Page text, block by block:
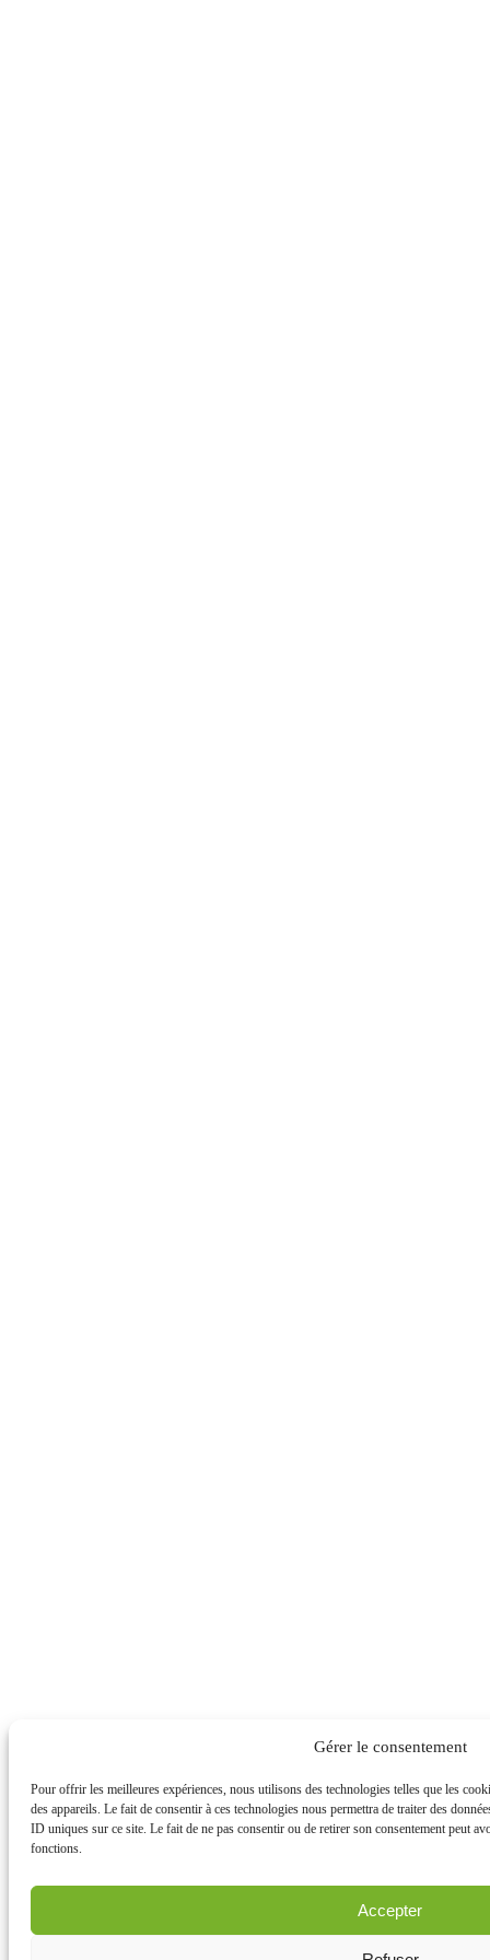
Gérer le consentement
Pour offrir les meilleures expériences, nous utilisons des technologies telles que les
des appareils. Le fait de consentir à ces technologies nous permettra de traiter des
ID uniques sur ce site. Le fait de ne pas consentir ou de retirer son consentement peut
fonctions.
Accepter